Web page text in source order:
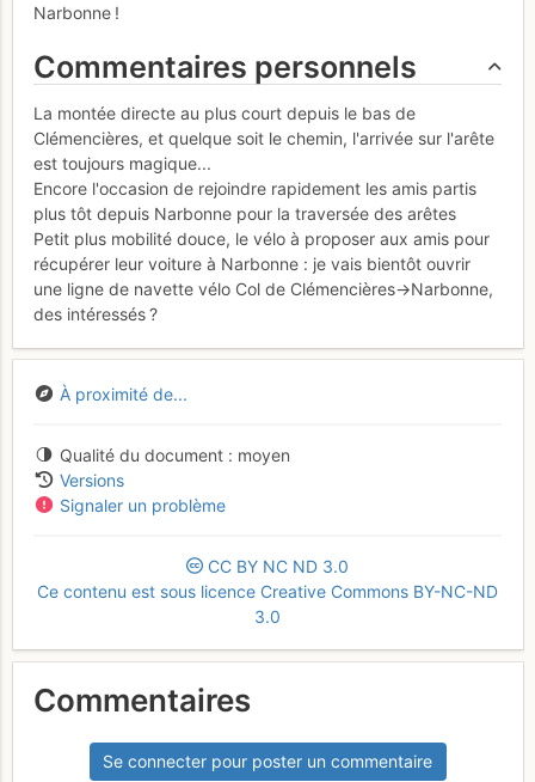
Narbonne !
Commentaires personnels
La montée directe au plus court depuis le bas de
Clémencières, et quelque soit le chemin, l'arrivée sur l'arête
est toujours magique...
Encore l'occasion de rejoindre rapidement les amis partis
plus tôt depuis Narbonne pour la traversée des arêtes
Petit plus mobilité douce, le vélo à proposer aux amis pour
récupérer leur voiture à Narbonne : je vais bientôt ouvrir
une ligne de navette vélo Col de Clémencières->Narbonne,
des intéressés ?
À proximité de...
Qualité du document
moyen
Versions
Signaler un problème
CC BY NC ND 3.0
Ce contenu est sous licence Creative Commons BY-NC-ND
3.0
Commentaires
Se connecter pour poster un commentaire